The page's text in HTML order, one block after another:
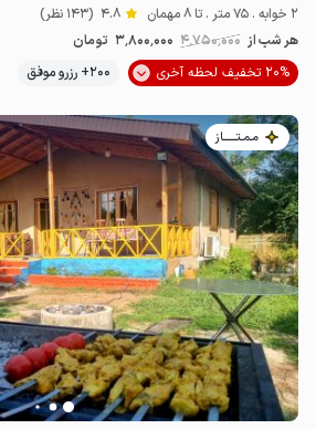
2 خوابه . 75 متر . تا 8 مهمان 4.8 (143 نظر)
هر شب از 4٬750٬000 3٬800٬000 تومان
20% تخفیف لحظه آخری
200+ رزرو موفق
مـمـتــــــاز